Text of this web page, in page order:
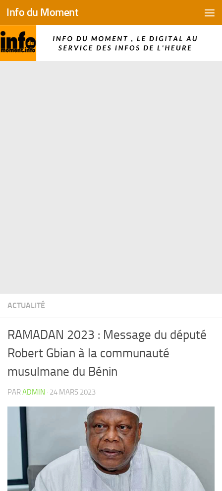
Skip to content
Info du Moment
ACTUALITÉ
RAMADAN 2023 : Message du député
Robert Gbian à la communauté
musulmane du Bénin
PARADMIN · 24 MARS 2023